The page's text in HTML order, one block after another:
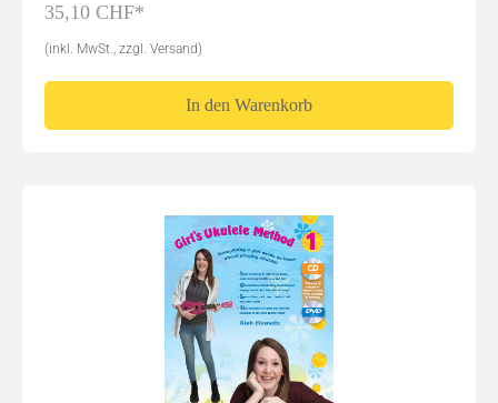
35,10 CHF*
(inkl. MwSt., zzgl. Versand)
In den Warenkorb